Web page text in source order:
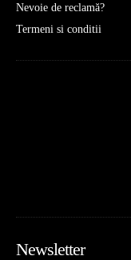
Nevoie de reclamă?
Termeni si conditii
Newsletter